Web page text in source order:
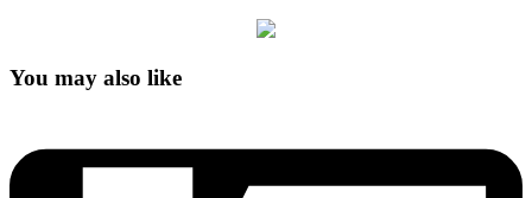
You may also like